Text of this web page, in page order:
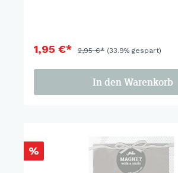
1,95 €* 2,95 €* (33.9% gespart)
In den Warenkorb
%